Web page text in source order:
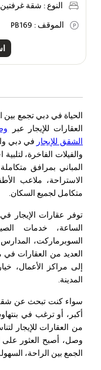
النوع : شقة غرفتين
الموقف : PB169
الحياة في دبي تجمع بين
العقارات للإيجار عبر
الشقق للإيجار في دبي
والفيلات الفاخرة،
المباني بمرافق
الاستراحة، ملاعب
متكامل لجميع السكان.
توفر عقارات الإيجار
الساعة، خدمات
السوبرماركت،
العديد من العقارات في
إلى مراكز الأعمال،
المدينة.
سواء كنت تبحث عن شقة
أكبر، أو ترغب في
من العقارات للإيجار
وصل، أصبح العثور
الجمع بين الراحة،